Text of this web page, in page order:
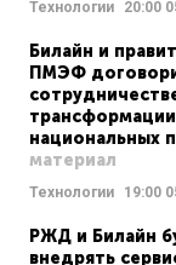
Технологии 20:00
Билайн и
ПМЭФ
национальных
материал
Технологии 19:00
РЖД и Билайн
внедрять